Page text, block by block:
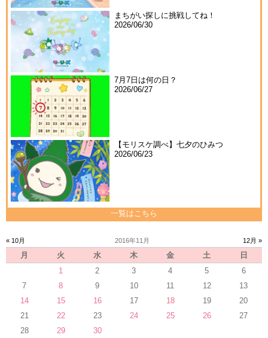
まちがい探しに挑戦してね！
2026/06/30
7月7日は何の日？
2026/06/27
【モリスケ調べ】七夕のひみつ
2026/06/23
一覧はこちら
« 10月 2016年11月 12月 »
月 火 水 木 金 土
日
1
2 3 4 5
6
7
8 9 10 11 12
13
14
15 16 17 18 19
20
21
22 23 24 25 26
27
28
29 30